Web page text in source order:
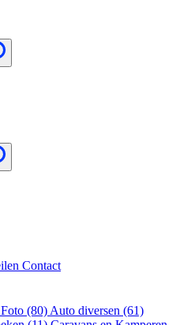
Contact
(80) Auto diversen (61)